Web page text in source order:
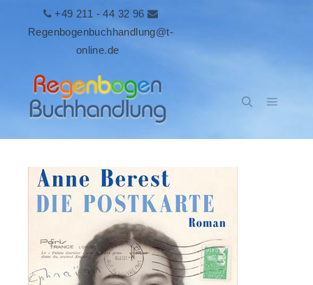
+49 211 - 44 32 96
Regenbogenbuchhandlung@t-
online.de